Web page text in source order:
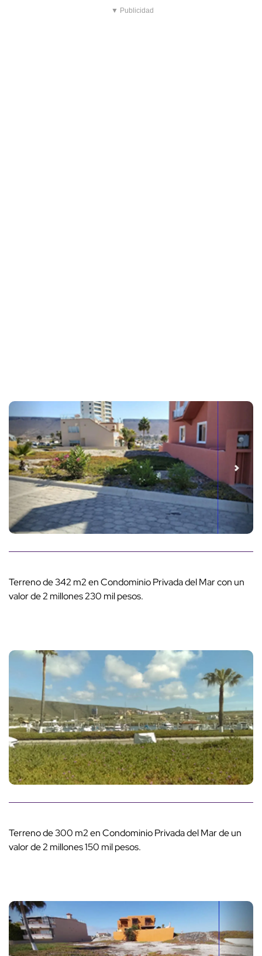
▼ Publicidad
Terreno de 342 m2 en Condominio Privada del Mar con un
valor de 2 millones 230 mil pesos.
Terreno de 300 m2 en Condominio Privada del Mar de un
valor de 2 millones 150 mil pesos.